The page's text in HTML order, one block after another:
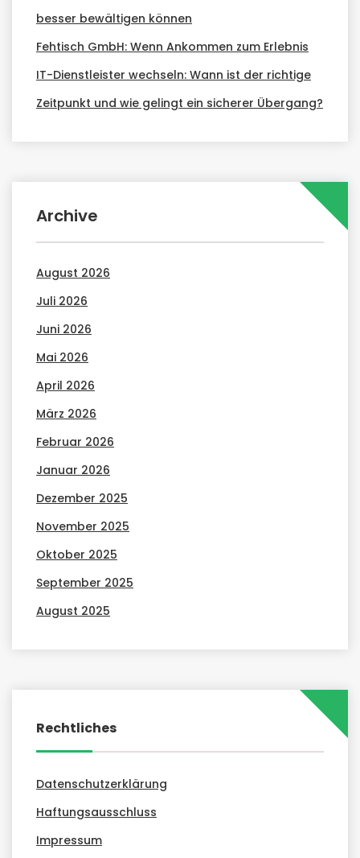
besser bewältigen können
Fehtisch GmbH: Wenn Ankommen zum Erlebnis
IT-Dienstleister wechseln: Wann ist der richtige
Zeitpunkt und wie gelingt ein sicherer Übergang?
Archive
August 2026
Juli 2026
Juni 2026
Mai 2026
April 2026
März 2026
Februar 2026
Januar 2026
Dezember 2025
November 2025
Oktober 2025
September 2025
August 2025
Rechtliches
Datenschutzerklärung
Haftungsausschluss
Impressum